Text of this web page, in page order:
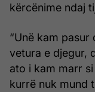
kërcënime ndaj
“Unë kam pasur
vetura e djegur,
ato i kam marr
kurrë nuk mund